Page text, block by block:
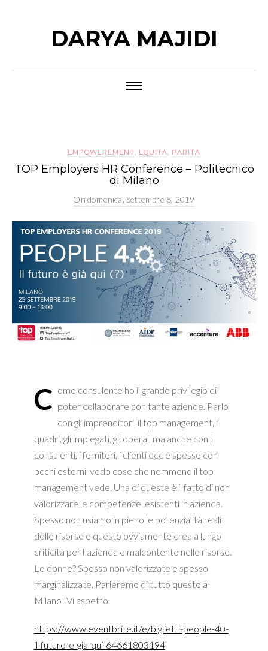
DARYA MAJIDI
EMPOWEREMENT, EQUITÀ, PARITÀ
TOP Employers HR Conference – Politecnico
di Milano
Ondomenica, Settembre 8, 2019
C ome consulente ho il grande privilegio di
poter collaborare con tante aziende. Parlo
con gli imprenditori, il top management, i
quadri, gli impiegati, gli operai, ma anche con i
consulenti, i fornitori, i clienti ecc e spesso con
occhi esterni vedo cose che nemmeno il top
management vede. Una di queste è il fatto di non
valorizzare le competenze esistenti in azienda.
Spesso non usiamo in pieno le potenzialità reali
delle risorse e questo ovviamente crea a lungo
criticità per l’azienda e malcontento nelle risorse.
Le donne? Spesso non valorizzate e spesso
marginalizzate. Parleremo di tutto questo a
Milano! Vi aspetto.
https://www.eventbrite.it/e/biglietti-people-40-
il-futuro-e-gia-qui-64661803194